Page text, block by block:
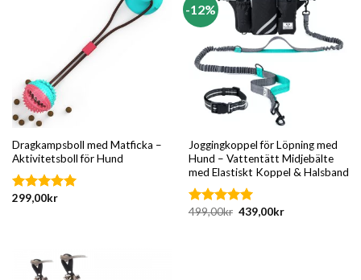
Dragkampsboll med Matficka –
Aktivitetsboll för Hund
Betygsatt
299,00kr
-12%
Joggingkoppel för Löpning med
Hund – Vattentätt Midjebälte
med Elastiskt Koppel & Halsband
Betygsatt
499,00kr Det
ursprungliga
439,00krDet